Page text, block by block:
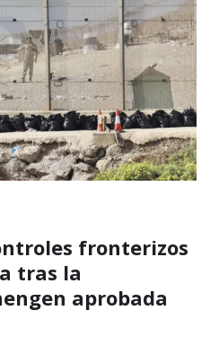
fronterizos
tras la
aprobada